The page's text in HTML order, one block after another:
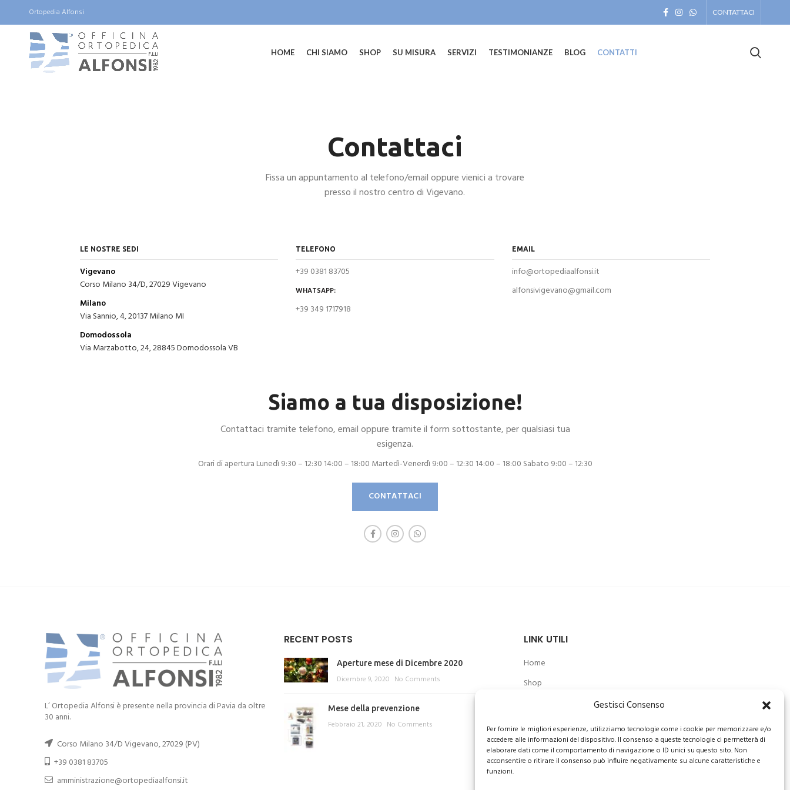
Gestisci Consenso
Per fornire le migliori esperienze, utilizziamo tecnologie come i cookie per memorizzare e/o
accedere alle informazioni del dispositivo. Il consenso a queste tecnologie ci permetterà di
elaborare dati come il comportamento di navigazione o ID unici su questo sito. Non
acconsentire o ritirare il consenso può influire negativamente su alcune caratteristiche e
funzioni.
Ortopedia Alfonsi CONTATTACI
HOME CHI SIAMO SHOP SU MISURA SERVIZI TESTIMONIANZE BLOG CONTATTI
Contattaci
Fissa un appuntamento al telefono/email oppure vienici a trovare
presso il nostro centro di Vigevano.
LE NOSTRE SEDI
Vigevano
Corso Milano 34/D, 27029 Vigevano
Milano
Via Sannio, 4, 20137 Milano MI
Domodossola
Via Marzabotto, 24, 28845 Domodossola VB
TELEFONO
+39 0381 83705
WHATSAPP:
+39 349 1717918
EMAIL
info@ortopediaalfonsi.it
alfonsivigevano@gmail.com
Siamo a tua disposizione!
Contattaci tramite telefono, email oppure tramite il form sottostante, per qualsiasi tua
esigenza.
Orari di apertura Lunedì 9:30 – 12:30 14:00 – 18:00 Martedì-Venerdì 9:00 – 12:30 14:00 – 18:00 Sabato 9:00 – 12:30
CONTATTACI
L’ Ortopedia Alfonsi è presente nella provincia di Pavia da oltre
30 anni.
Corso Milano 34/D Vigevano, 27029 (PV)
+39 0381 83705
amministrazione@ortopediaalfonsi.it
RECENT POSTS
Aperture mese di Dicembre 2020
Dicembre 9, 2020 No Comments
Mese della prevenzione
Febbraio 21, 2020 No Comments
LINK UTILI
Home
Shop
Privacy e policy
Termini di vendita
Contatti